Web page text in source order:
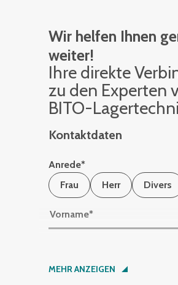
Wir helfen Ihnen
weiter!
Ihre di­rek­te
zu den Ex­per­ten
BITO-
Kontaktdaten
Anrede*
Frau
Herr Divers
Vorname*
Nachname*
MEHR ANZEIGEN